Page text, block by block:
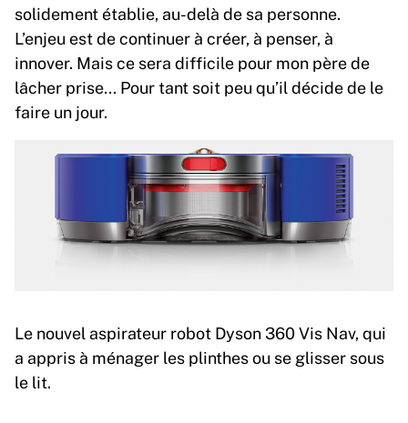
solidement établie, au-delà de sa personne.
L’enjeu est de continuer à créer, à penser, à
innover. Mais ce sera difficile pour mon père de
lâcher prise… Pour tant soit peu qu’il décide de le
faire un jour.
Le nouvel aspirateur robot Dyson 360 Vis Nav, qui
a appris à ménager les plinthes ou se glisser sous
le lit.